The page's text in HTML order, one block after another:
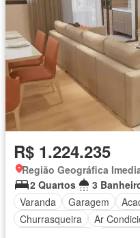
R$ 1.224.235
2 Quartos
3
Varanda
Garagem
Churrasqueira
Ar